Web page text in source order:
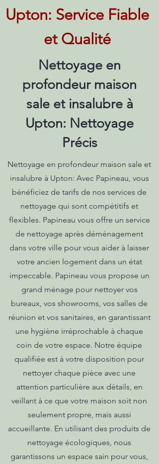
Upton: Service Fiable
et Qualité
Nettoyage en
profondeur maison
sale et insalubre à
Upton: Nettoyage
Précis
Nettoyage en profondeur maison sale et
insalubre à Upton: Avec Papineau, vous
bénéficiez de tarifs de nos services de
nettoyage qui sont compétitifs et
flexibles. Papineau vous offre un service
de nettoyage après déménagement
dans votre ville pour vous aider à laisser
votre ancien logement dans un état
impeccable. Papineau vous propose un
grand ménage pour nettoyer vos
bureaux, vos showrooms, vos salles de
réunion et vos sanitaires, en garantissant
une hygiène irréprochable à chaque
coin de votre espace. Notre équipe
qualifiée est à votre disposition pour
nettoyer chaque pièce avec une
attention particulière aux détails, en
veillant à ce que votre maison soit non
seulement propre, mais aussi
accueillante. En utilisant des produits de
nettoyage écologiques, nous
garantissons un espace sain pour vous,